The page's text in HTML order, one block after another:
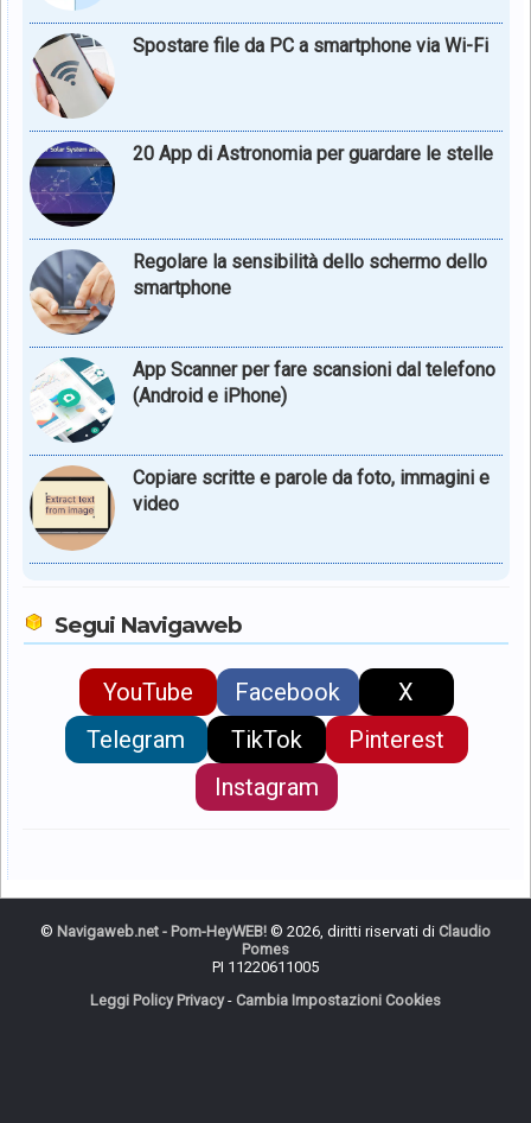
Spostare file da PC a smartphone via Wi-Fi
20 App di Astronomia per guardare le stelle
Regolare la sensibilità dello schermo dello
smartphone
App Scanner per fare scansioni dal telefono
(Android e iPhone)
Copiare scritte e parole da foto, immagini e
video
Segui Navigaweb
YouTube Facebook
X
Telegram
TikTok
Pinterest
Instagram
© Navigaweb.net - Pom-HeyWEB! © 2026, diritti riservati di Claudio
Pomes
PI 11220611005
Leggi Policy Privacy- Cambia Impostazioni Cookies